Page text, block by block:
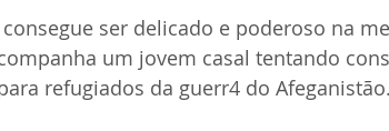
ser delicado e poderoso na
um jovem casal tentando
refugiados da guerr4 do